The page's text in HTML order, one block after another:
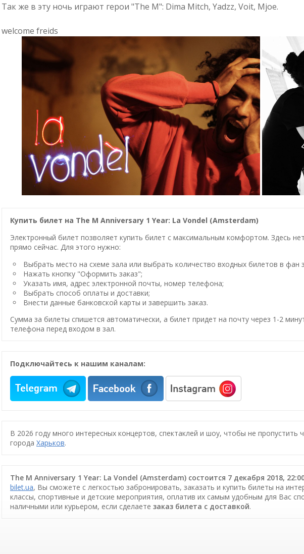
Так же в эту ночь играют герои "The M": Dima Mitch, Yadzz, Voit, Mjoe.
welcome freids
Купить билет на The M Anniversary 1 Year: La Vondel (Amsterdam)
Электронный билет позволяет купить билет с максимальным комфортом. Здесь
прямо сейчас. Для этого нужно:
Выбрать место на схеме зала или выбрать количество входных билетов в фан
Нажать кнопку "Оформить заказ";
Указать имя, адрес электронной почты, номер телефона;
Выбрать способ оплаты и доставки;
Внести данные банковской карты и завершить заказ.
Сумма за билеты спишется автоматически, а билет придет на почту через 1-2
телефона перед входом в зал.
Подключайтесь к нашим каналам:
В 2026 году много интересных концертов, спектаклей и шоу, чтобы не
города Харьков.
The M Anniversary 1 Year: La Vondel (Amsterdam) состоится 7 декабря 2018,
bilet.ua, Вы сможете с легкостью забронировать, заказать и купить билеты на
классы, спортивные и детские мероприятия, оплатив их самым удобным для Вас
наличными или курьером, если сделаете заказ билета c доставкой.